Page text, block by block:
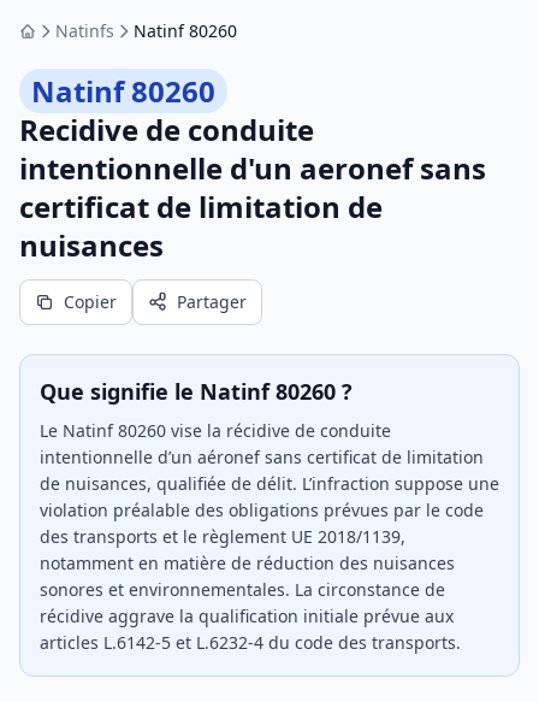
AccueilNatinfs Natinf 80260
Natinf 80260
Recidive de conduite
intentionnelle d'un aeronef sans
certificat de limitation de
nuisances
Copier Partager
Que signifie le Natinf 80260 ?
Le Natinf 80260 vise la récidive de conduite
intentionnelle d’un aéronef sans certificat de limitation
de nuisances, qualifiée de délit. L’infraction suppose une
violation préalable des obligations prévues par le code
des transports et le règlement UE 2018/1139,
notamment en matière de réduction des nuisances
sonores et environnementales. La circonstance de
récidive aggrave la qualification initiale prévue aux
articles L.6142-5 et L.6232-4 du code des transports.